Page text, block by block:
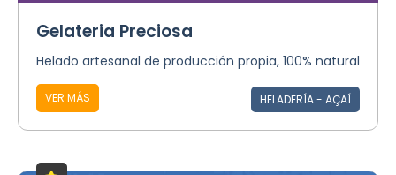
Gelateria Preciosa
Helado artesanal de producción propia, 100% natural
VER MÁS HELADERÍA - AÇAÍ